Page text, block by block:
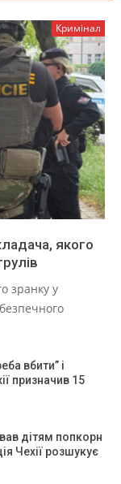
Кримінал
якого
зранку у
вбити” і
призначив 15
дітям попкорн
Чехії розшукує